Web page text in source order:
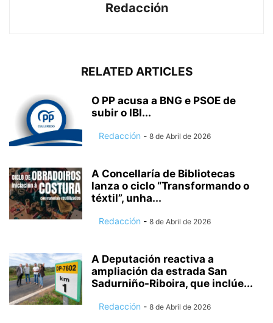
Redacción
RELATED ARTICLES
O PP acusa a BNG e PSOE de
subir o IBI...
Redacción - 8 de Abril de 2026
A Concellaría de Bibliotecas
lanza o ciclo “Transformando o
téxtil”, unha...
Redacción - 8 de Abril de 2026
A Deputación reactiva a
ampliación da estrada San
Sadurniño-Riboira, que inclúe...
Redacción - 8 de Abril de 2026